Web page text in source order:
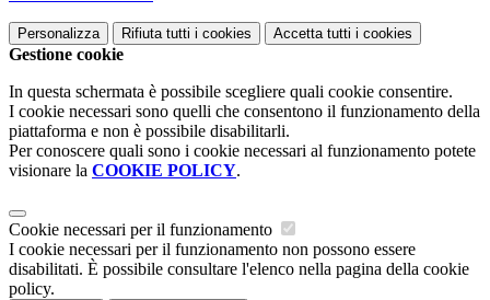
Personalizza Rifiuta tutti i cookies Accetta tutti i cookies
Gestione cookie
In questa schermata è possibile scegliere quali cookie consentire.
I cookie necessari sono quelli che consentono il funzionamento della
piattaforma e non è possibile disabilitarli.
Per conoscere quali sono i cookie necessari al funzionamento potete
visionare la COOKIE POLICY.
Cookie necessari per il funzionamento
I cookie necessari per il funzionamento non possono essere
disabilitati. È possibile consultare l'elenco nella pagina della cookie
policy.